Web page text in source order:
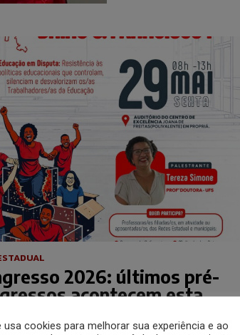
2026: últimos pré-
acontecem esta
usa cookies para melhorar sua experiência e ao